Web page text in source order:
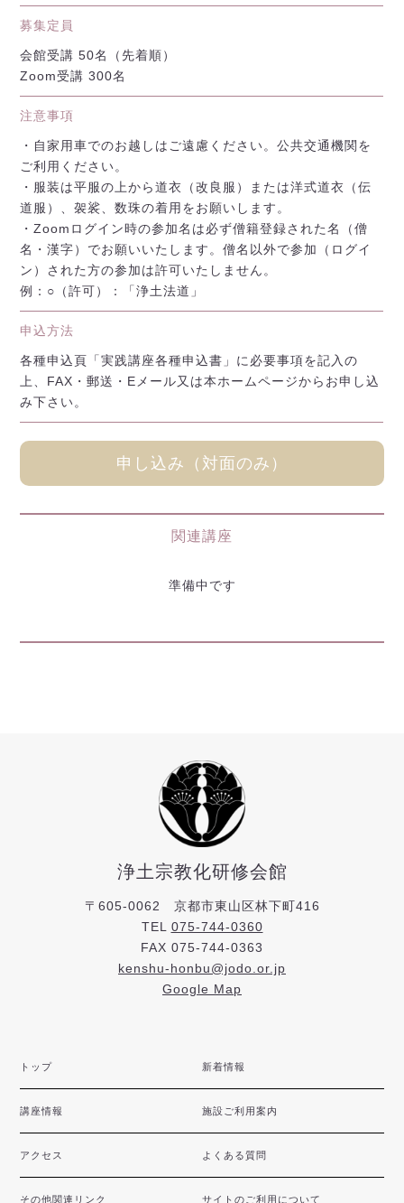
募集定員
会館受講 50名（先着順）
Zoom受講 300名
注意事項
・自家用車でのお越しはご遠慮ください。公共交通機関を
ご利用ください。
・服装は平服の上から道衣（改良服）または洋式道衣（伝
道服）、袈裟、数珠の着用をお願いします。
・Zoomログイン時の参加名は必ず僧籍登録された名（僧
名・漢字）でお願いいたします。僧名以外で参加（ログイ
ン）された方の参加は許可いたしません。
例：○（許可）：「浄土法道」
申込方法
各種申込頁「実践講座各種申込書」に必要事項を記入の
上、FAX・郵送・Eメール又は本ホームページからお申し込
み下さい。
申し込み（対面のみ）
関連講座
準備中です
浄土宗教化研修会館
〒605-0062 京都市東山区林下町416
TEL 075-744-0360
FAX 075-744-0363
kenshu-honbu@jodo.or.jp
Google Map
トップ 新着情報
講座情報 施設ご利用案内
アクセス よくある質問
その他関連リンク サイトのご利用について